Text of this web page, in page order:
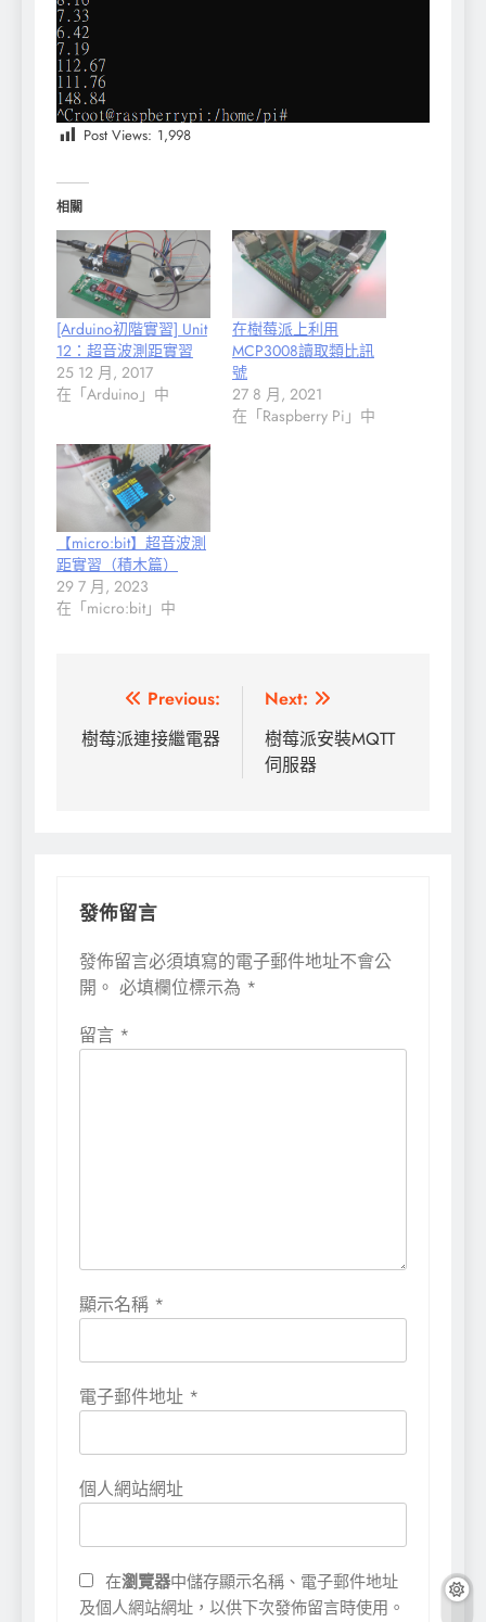
Post Views: 1,998
相關
[Arduino初階實習] Unit
12：超音波測距實習
25 12 月, 2017
在「Arduino」中
在樹莓派上利用
MCP3008讀取類比訊
號
27 8 月, 2021
在「Raspberry Pi」中
【micro:bit】超音波測
距實習（積木篇）
29 7 月, 2023
在「micro:bit」中
章
Previous:
樹莓派連接繼電器
Next:
樹莓派安裝MQTT
伺服器
發佈留言
發佈留言必須填寫的電子郵件地址不會公
開。 必填欄位標示為 *
留言 *
顯示名稱 *
電子郵件地址 *
個人網站網址
在瀏覽器中儲存顯示名稱、電子郵件地址
及個人網站網址，以供下次發佈留言時使用。